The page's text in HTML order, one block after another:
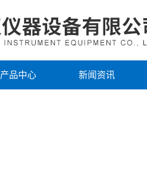
产品中心 新闻资讯